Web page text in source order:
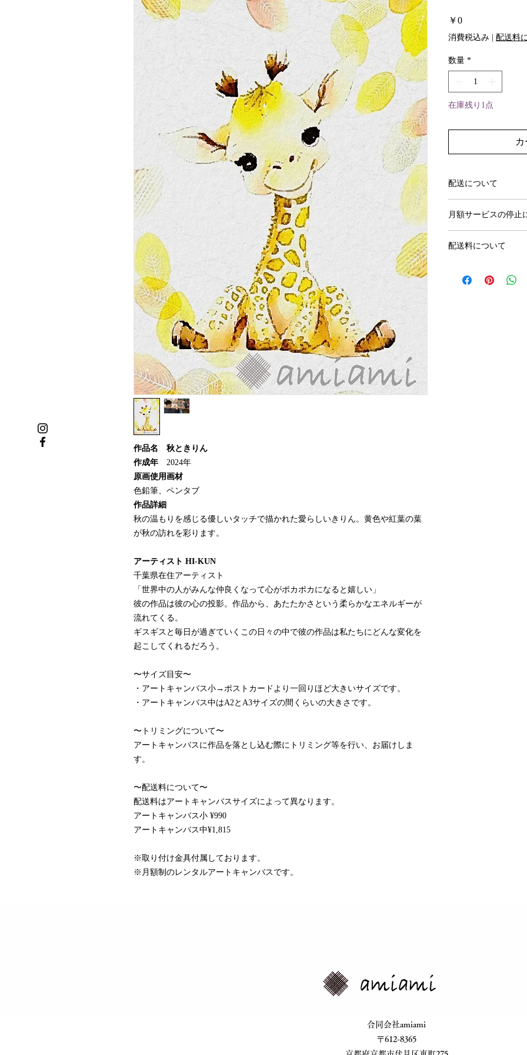
作品名 秋ときりん
作成年 2024年
原画使用画材
色鉛筆、ペンタブ
作品詳細
秋の温もりを感じる優しいタッチで描かれた愛らしいきりん。黄色や紅葉の葉
が秋の訪れを彩ります。
アーティスト HI-KUN
千葉県在住アーティスト
「世界中の人がみんな仲良くなって心がポカポカになると嬉しい」
彼の作品は彼の心の投影。作品から、あたたかさという柔らかなエネルギーが
流れてくる。
ギスギスと毎日が過ぎていくこの日々の中で彼の作品は私たちにどんな変化を
起こしてくれるだろう。
〜サイズ目安〜
・アートキャンバス小→ポストカードより一回りほど大きいサイズです。
・アートキャンバス中はA2とA3サイズの間くらいの大きさです。
〜トリミングについて〜
アートキャンバスに作品を落とし込む際にトリミング等を行い、お届けしま
す。
〜配送料について〜
配送料はアートキャンバスサイズによって異なります。
アートキャンバス小 ¥990
アートキャンバス中¥1,815
※取り付け金具付属しております。
※月額制のレンタルアートキャンバスです。
￥0価
格
消費税込み | 配送料
数量 *
在庫残り1点
配送について
月額サービスの停止
ば次月の引き落とし
その際は、作品をご
配送料について
アートキャンバス小
​合同会社amiami
​〒612-8365